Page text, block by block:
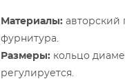
Материалы: авторский
фурнитура.
Размеры: кольцо
регулируется.